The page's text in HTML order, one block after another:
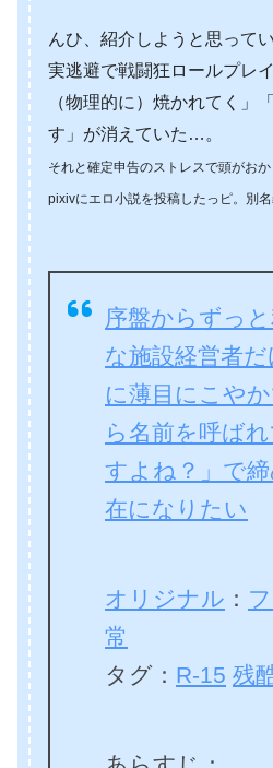
んひ、紹介しようと思って
実逃避で戦闘狂ロールプレ
（物理的に）焼かれてく」
す」が消えていた…。
それと確定申告のストレスで頭がお
pixivにエロ小説を投稿したっピ。別
序盤からずっ
な施設経営者
に薄目にこや
ら名前を呼ば
すよね？」で
在になりたい
オリジナル ：
常
タグ： R-15 残